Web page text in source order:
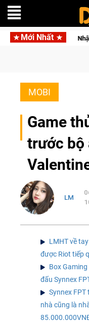
Mới Nhất
Nhập Closed Beta Norse
MOBI
Game
trước bộ
LM
LMHT về
được Riot tiếp
Box
đấu Synnex
Synnex FPT
nhà cũng là